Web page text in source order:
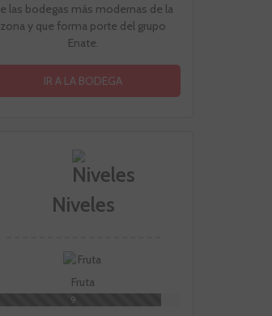
las bodegas más modernas de la
zona y que forma porte del grupo
Enate.
IR A LA BODEGA
Niveles
Fruta
9